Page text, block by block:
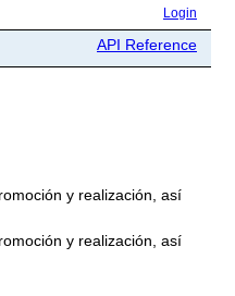
Login
API Reference
y realización, así
y realización, así